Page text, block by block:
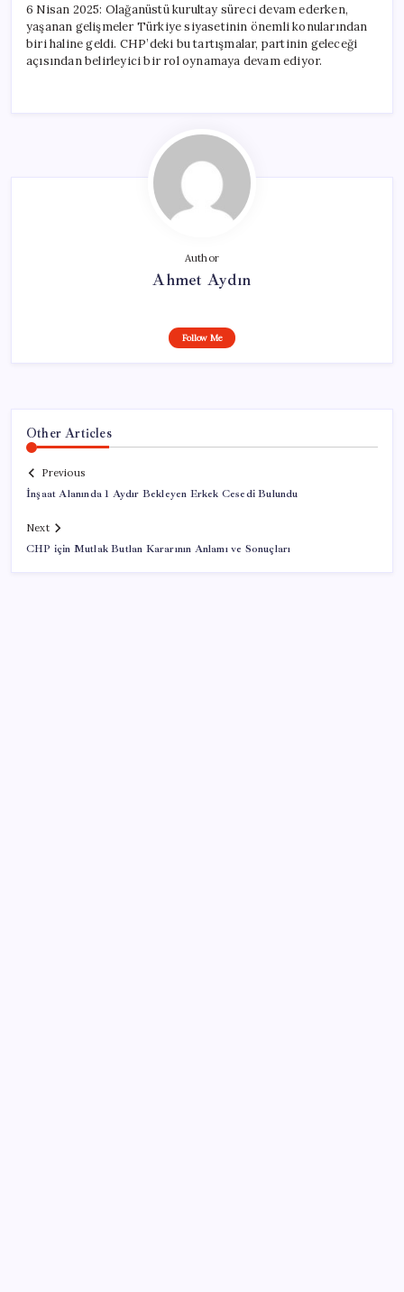
6 Nisan 2025: Olağanüstü kurultay süreci devam ederken,
yaşanan gelişmeler Türkiye siyasetinin önemli konularından
biri haline geldi. CHP’deki bu tartışmalar, partinin geleceği
açısından belirleyici bir rol oynamaya devam ediyor.
Author
Ahmet Aydın
Follow Me
Other Articles
Previous
İnşaat Alanında 1 Aydır Bekleyen Erkek Cesedi Bulundu
Next
CHP için Mutlak Butlan Kararının Anlamı ve Sonuçları